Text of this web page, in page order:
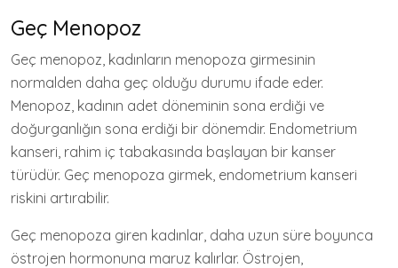
Geç Menopoz
Geç menopoz, kadınların menopoza girmesinin
normalden daha geç olduğu durumu ifade eder.
Menopoz, kadının adet döneminin sona erdiği ve
doğurganlığın sona erdiği bir dönemdir. Endometrium
kanseri, rahim iç tabakasında başlayan bir kanser
türüdür. Geç menopoza girmek, endometrium kanseri
riskini artırabilir.
Geç menopoza giren kadınlar, daha uzun süre boyunca
östrojen hormonuna maruz kalırlar. Östrojen,